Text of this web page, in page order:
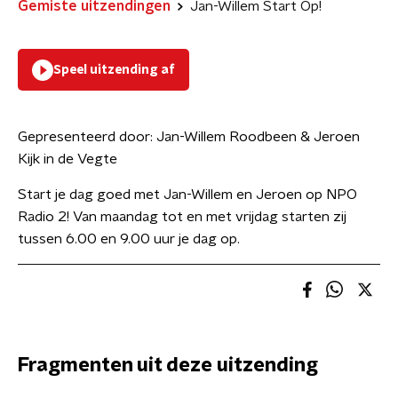
Gemiste uitzendingen Jan-Willem Start Op!
Speel uitzending af
Gepresenteerd door: Jan-Willem Roodbeen & Jeroen
Kijk in de Vegte
Start je dag goed met Jan-Willem en Jeroen op NPO
Radio 2! Van maandag tot en met vrijdag starten zij
tussen 6.00 en 9.00 uur je dag op.
Fragmenten uit deze uitzending